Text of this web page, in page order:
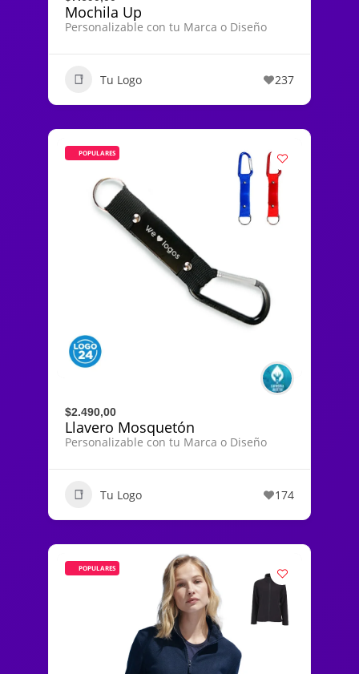
Mochila Up
Personalizable con tu Marca o Diseño
Tu Logo 237
POPULARES
$2.490,00
Llavero Mosquetón
Personalizable con tu Marca o Diseño
Tu Logo 174
POPULARES